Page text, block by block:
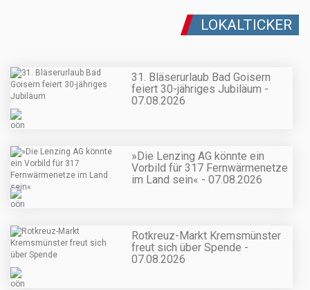
LOKALTICKER
31. Bläserurlaub Bad Goisern
feiert 30-jähriges Jubiläum -
07.08.2026
»Die Lenzing AG könnte ein
Vorbild für 317 Fernwärmenetze
im Land sein« - 07.08.2026
Rotkreuz-Markt Kremsmünster
freut sich über Spende -
07.08.2026